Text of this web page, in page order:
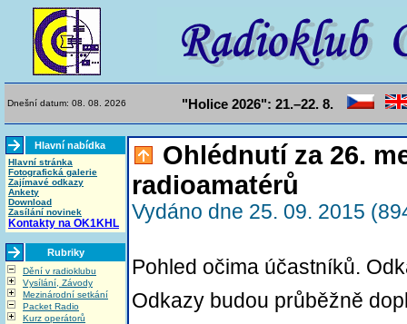
Dnešní datum: 08. 08. 2026 "Holice 2026": 21.–22. 8.
Hlavní nabídka
Hlavní stránka
Fotografická galerie
Zajímavé odkazy
Ankety
Download
Zasílání novinek
Kontakty na OK1KHL
Rubriky
Dění v radioklubu
Vysílání, Závody
Mezinárodní setkání
Packet Radio
Kurz operátorů
Ohlédnutí za 26.
radioamatérů
Vydáno dne 25. 09. 2015
Pohled očima účastníků.
Odkazy budou průběžně